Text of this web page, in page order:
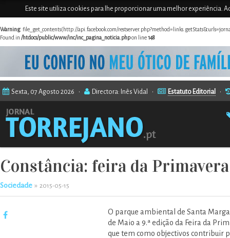
Este site utiliza cookies para lhe proporcionar uma melhor experiência.
Warning: file_get_contents(http://api.facebook.com/
Found in /htdocs/public/www/inc/inc_pagina_noticia.phpon line148
Sexta, 07 Agosto 2026 • Directora: Inês Vidal • Estatuto Editorial •
Constância: feira da
Sociedade » 2015-05-15
O parque ambiental de Santa
de Maio a 9.ª edição da Feira da
que tem como objectivos contribuir